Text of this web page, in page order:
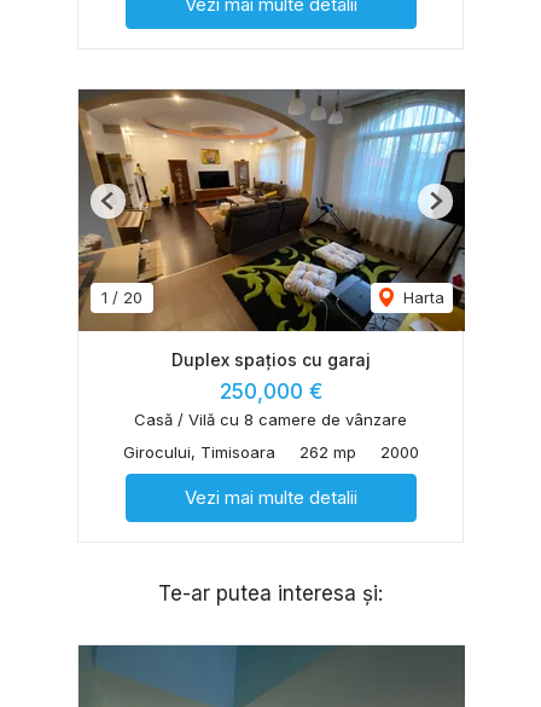
1 / 20 Harta
Previous Next
Duplex spațios cu garaj
250,000 €
Casă / Vilă cu 8 camere de vânzare
Girocului, Timisoara
262 mp 2000
Vezi mai multe detalii
Te-ar putea interesa și: